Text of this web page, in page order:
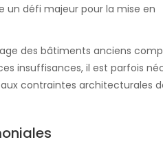
défi majeur pour la mise en
des bâtiments anciens
insuffisances, il est parfois
contraintes architecturales